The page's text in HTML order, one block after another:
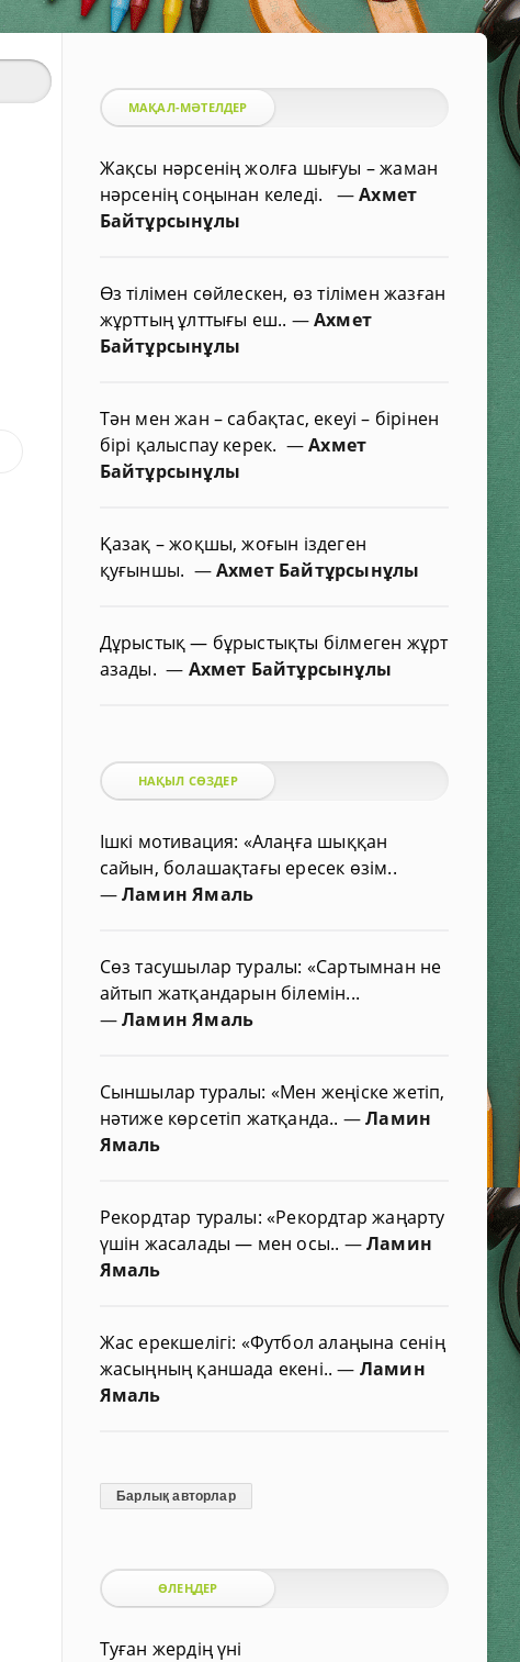
МАҚАЛ-МӘТЕЛДЕР
Жақсы нәрсенің жолға шығуы – жаман
нәрсенің соңынан келеді. —Ахмет
Байтұрсынұлы
Өз тілімен сөйлескен, өз тілімен жазған
жұрттың ұлттығы еш.. —Ахмет
Байтұрсынұлы
Тән мен жан – сабақтас, екеуі – бірінен
бірі қалыспау керек. —Ахмет
Байтұрсынұлы
Қазақ – жоқшы, жоғын іздеген
қуғыншы. —Ахмет Байтұрсынұлы
Дұрыстық — бұрыстықты білмеген жұрт
азады.— Ахмет Байтұрсынұлы
НАҚЫЛ СӨЗДЕР
Ішкі мотивация: «Алаңға шыққан
сайын, болашақтағы ересек өзім..
—Ламин Ямаль
Сөз тасушылар туралы: «Сартымнан не
айтып жатқандарын білемін...
—Ламин Ямаль
Сыншылар туралы: «Мен жеңіске жетіп,
нәтиже көрсетіп жатқанда.. —Ламин
Ямаль
Рекордтар туралы: «Рекордтар жаңарту
үшін жасалады — мен осы.. —Ламин
Ямаль
Жас ерекшелігі: «Футбол алаңына сенің
жасыңның қаншада екені..— Ламин
Ямаль
Барлық авторлар
ӨЛЕҢДЕР
Туған жердің үні